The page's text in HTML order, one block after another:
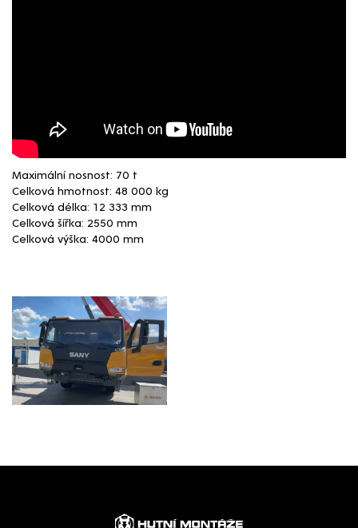
Maximální nosnost: 70 t
Celková hmotnost: 48 000 kg
Celková délka: 12 333 mm
Celková šířka: 2550 mm
Celková výška: 4000 mm